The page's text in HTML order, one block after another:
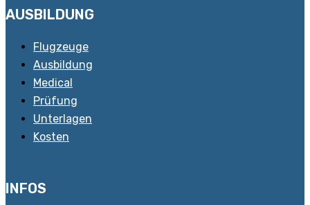
AUSBILDUNG
Flugzeuge
Ausbildung
Medical
Prüfung
Unterlagen
Kosten
INFOS